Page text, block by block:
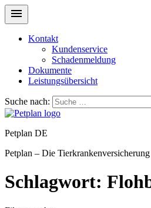
Kontakt
Kundenservice
Schadenmeldung
Dokumente
Leistungsübersicht
Suche nach:
Petplan DE
Petplan – Die Tierkrankenversicherung
Schlagwort: